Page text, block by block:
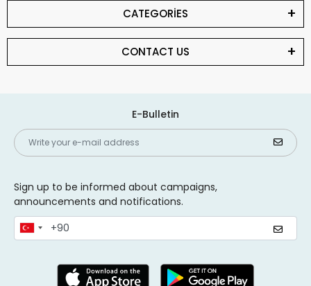
CATEGORİES
CONTACT US
E-Bulletin
Sign up to be informed about campaigns,
announcements and notifications.